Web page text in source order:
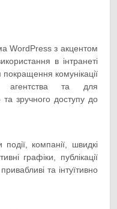
WordPress з акцентом
в інтранеті
комунікації
агентства та для
та зручного доступу до
компанії, швидкі
графіки, публікації
та інтуїтивно